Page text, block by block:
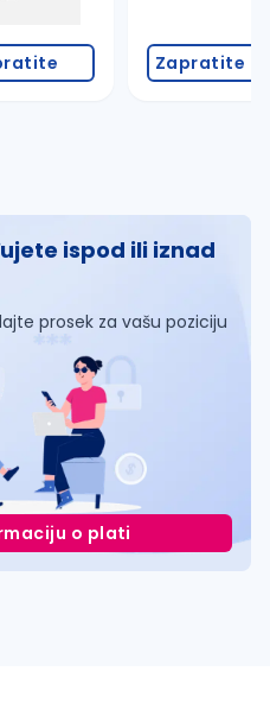
Zapratite
ispod ili iznad
prosek za vašu poziciju
o plati